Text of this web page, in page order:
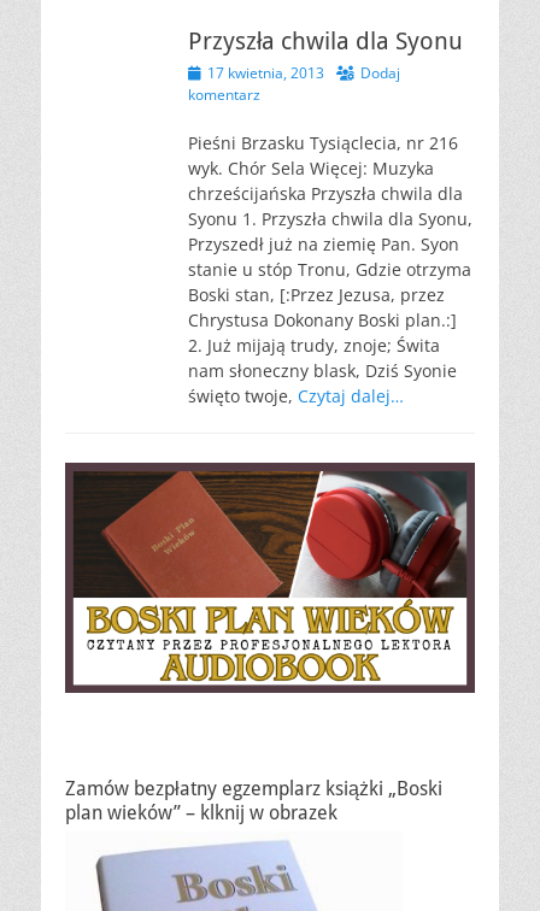
Przyszła chwila dla Syonu
Opublikowano
17 kwietnia, 2013
Dodaj
komentarz
Pieśni Brzasku Tysiąclecia, nr 216
wyk. Chór Sela Więcej: Muzyka
chrześcijańska Przyszła chwila dla
Syonu 1. Przyszła chwila dla Syonu,
Przyszedł już na ziemię Pan. Syon
stanie u stóp Tronu, Gdzie otrzyma
Boski stan, [:Przez Jezusa, przez
Chrystusa Dokonany Boski plan.:]
2. Już mijają trudy, znoje; Świta
nam słoneczny blask, Dziś Syonie
święto twoje, Czytaj dalej…
Zamów bezpłatny egzemplarz książki „Boski
plan wieków” – klknij w obrazek